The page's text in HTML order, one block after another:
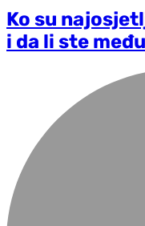
Ko su
i da li ste